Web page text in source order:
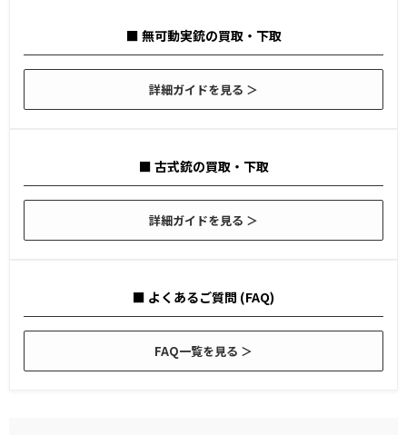
■ 無可動実銃の買取・下取
詳細ガイドを見る ＞
■ 古式銃の買取・下取
詳細ガイドを見る ＞
■ よくあるご質問 (FAQ)
FAQ一覧を見る ＞